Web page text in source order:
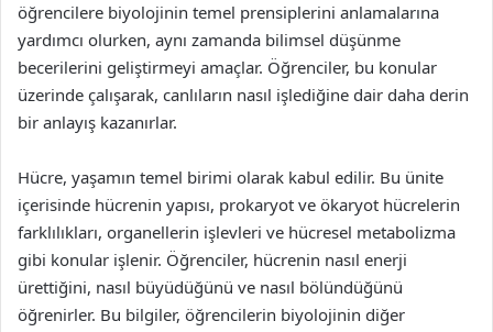
öğrencilere biyolojinin temel prensiplerini anlamalarına
yardımcı olurken, aynı zamanda bilimsel düşünme
becerilerini geliştirmeyi amaçlar. Öğrenciler, bu konular
üzerinde çalışarak, canlıların nasıl işlediğine dair daha derin
bir anlayış kazanırlar.
Hücre, yaşamın temel birimi olarak kabul edilir. Bu ünite
içerisinde hücrenin yapısı, prokaryot ve ökaryot hücrelerin
farklılıkları, organellerin işlevleri ve hücresel metabolizma
gibi konular işlenir. Öğrenciler, hücrenin nasıl enerji
ürettiğini, nasıl büyüdüğünü ve nasıl bölündüğünü
öğrenirler. Bu bilgiler, öğrencilerin biyolojinin diğer